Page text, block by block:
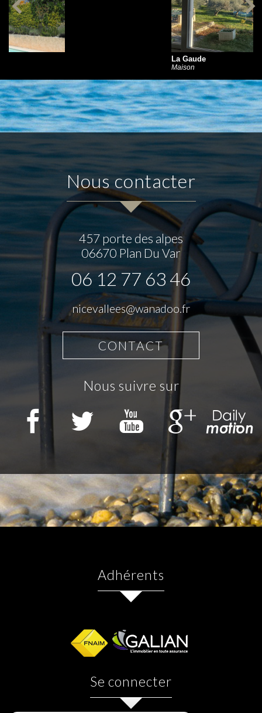
nous contacter
457 porte des alpes
06670 Plan Du Var
06 12 77 63 46
nicevallees@wanadoo.fr
CONTACT
nous suivre sur
adhérents
se connecter